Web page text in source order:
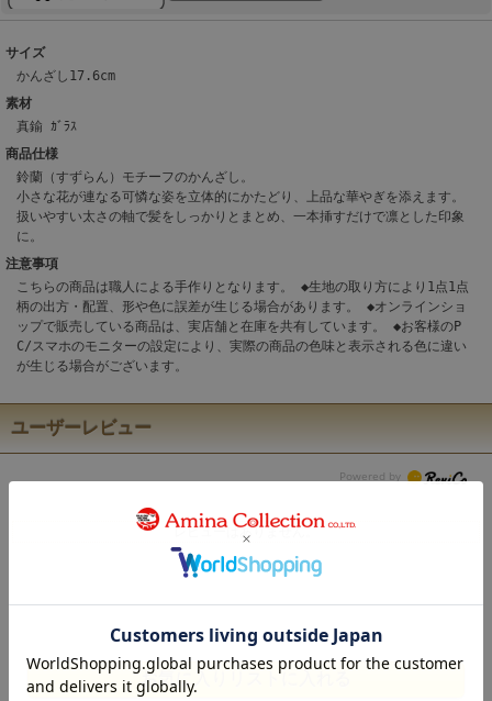
サイズ
かんざし17.6cm
素材
真鍮 ｶﾞﾗｽ
商品仕様
鈴蘭（すずらん）モチーフのかんざし。
小さな花が連なる可憐な姿を立体的にかたどり、上品な華やぎを添えます。
扱いやすい太さの軸で髪をしっかりとまとめ、一本挿すだけで凛とした印象
に。
注意事項
こちらの商品は職人による手作りとなります。 ◆生地の取り方により1点1点
柄の出方・配置、形や色に誤差が生じる場合があります。 ◆オンラインショ
ップで販売している商品は、実店舗と在庫を共有しています。 ◆お客様のP
C/スマホのモニターの設定により、実際の商品の色味と表示される色に違い
が生じる場合がございます。
ユーザーレビュー
レビューはありません。